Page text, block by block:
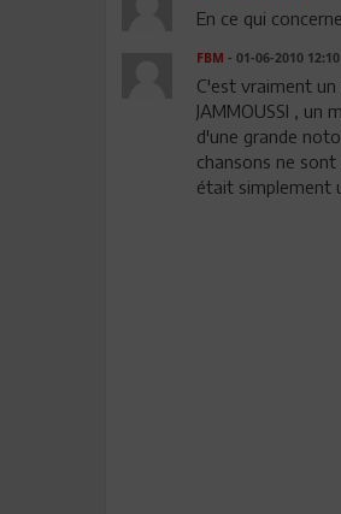
En ce qui
FBM - 01-06-2010 12:10
C'est vraiment un
JAMMOUSSI ,
d'une grande
chansons ne sont
était simplement